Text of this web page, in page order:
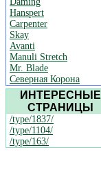
Hanspert
Carpenter
Skay
Avanti
Manuli Stretch
Mr. Blade
Северная Корона
ИНТЕРЕСНЫЕ
СТРАНИЦЫ
/type/1837/
/type/1104/
/type/163/